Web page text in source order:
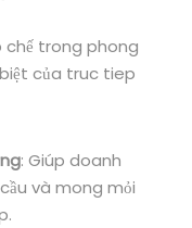
chế trong phong
của truc tiep
: Giúp doanh
và mong mỏi